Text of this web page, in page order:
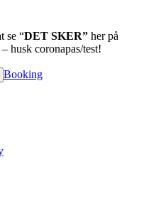
se “DET SKER” her på
husk coronapas/test!
Booking